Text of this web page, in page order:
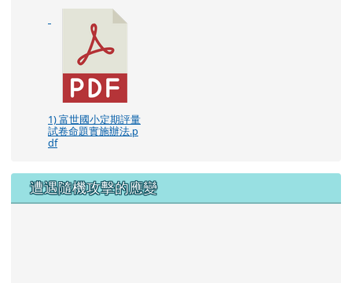
1) 富世國小定期評量
試卷命題實施辦法.p
df
遭遇隨機攻擊的應變